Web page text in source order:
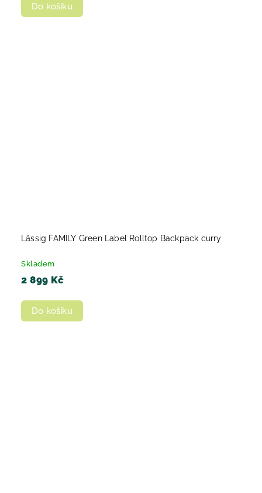
Do košíku
Lässig FAMILY Green Label Rolltop Backpack curry
Skladem
2 899 Kč
Do košíku